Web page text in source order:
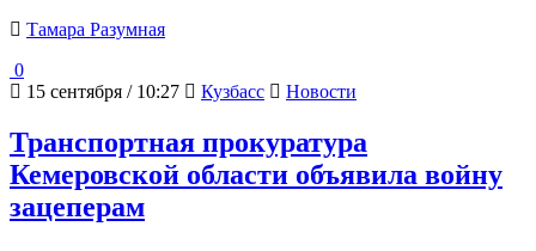
Тамара Разумная
0
15 сентября / 10:27
Кузбасс Новости
Транспортная прокуратура
Кемеровской области объявила войну
зацеперам